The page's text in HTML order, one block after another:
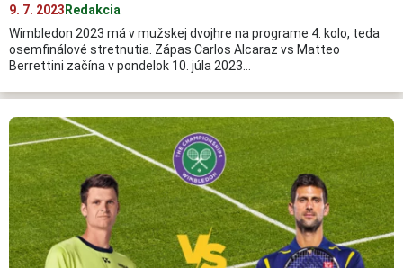
9. 7. 2023 Redakcia
Wimbledon 2023 má v mužskej dvojhre na programe 4. kolo, teda
osemfinálové stretnutia. Zápas Carlos Alcaraz vs Matteo
Berrettini začína v pondelok 10. júla 2023…